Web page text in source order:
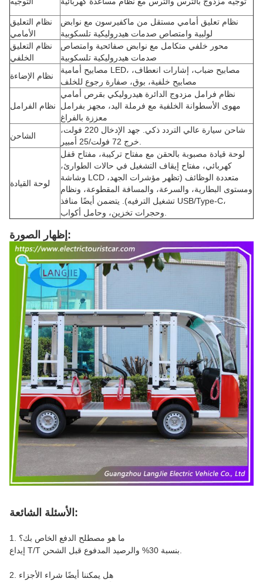
نظام التعليق
الأمامي
نظام تعليق أمامي مستقل من ماكفيرسون مع نوابض
لولبية وامتصاص صدمات هيدروليكية تلسكوبية
نظام التعليق
الخلفي
محور خلفي متكامل مع نوابض صفائحية وامتصاص
صدمات هيدروليكية تلسكوبية
نظام الإضاءة
مصابيح أمامية LED، مصابيح ضباب، إشارات انعطاف،
مصابيح خلفية، بوق، صفارة رجوع للخلف
نظام الفرامل
نظام فرامل مزدوج الدائرة هيدروليكي بقرص أمامي
مهوى الأسطوانة الخلفية مع فرملة اليد، مجهز بفرامل
معززة بالفراغ
الشاحن
شاحن سيارة عالي التردد ذكي. جهد الإدخال 220 فولت،
لوحة القيادة
لوحة قيادة مصبوبة بالحقن مع مفتاح تركيبة، مفتاح قفل
كهربائي، مفتاح إيقاف التشغيل في حالات الطوارئ،
وشاشة LCD متعددة الوظائف (تظهر مؤشرات الجهد،
ومستوى البطارية، والسرعة، والمسافة المقطوعة، ونظام
تشغيل الترفيه). يتضمن أيضًا منافذ USB/Type-C،
إظهار الصورة:
الأسئلة الشائعة:
1. ما هو مصطلح الدفع الخاص بك؟
2. هل يمكننا أيضًا شراء الأجزاء